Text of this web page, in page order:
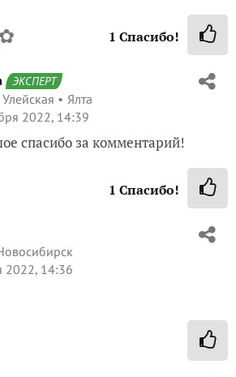
✿ 1 Спасибо!
ЭКСПЕРТ
Ялта
2022, 14:39
спасибо за комментарий!
1 Спасибо!
2022, 14:36